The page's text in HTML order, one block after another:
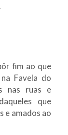
fim ao que
Favela do
nas ruas e
que
e amados ao